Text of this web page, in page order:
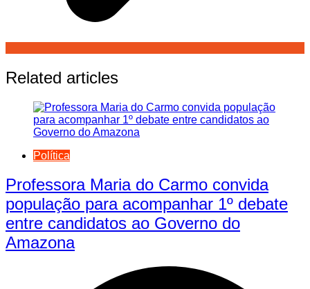
Related articles
Política
Professora Maria do Carmo convida
população para acompanhar 1º debate
entre candidatos ao Governo do
Amazona